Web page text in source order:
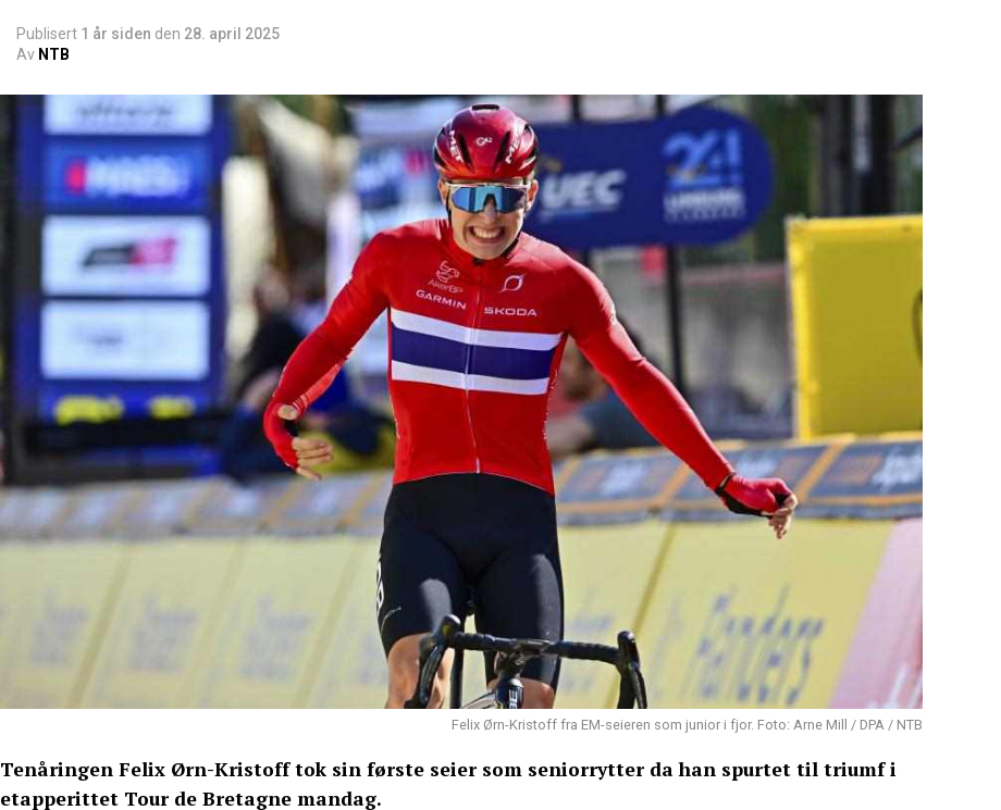
Publisert 1 år siden den 28. april 2025
Av NTB
Felix Ørn-Kristoff fra EM-seieren som junior i fjor. Foto: Arne Mill / DPA / NTB
Tenåringen Felix Ørn-Kristoff tok sin første seier som seniorrytter da han spurtet til triumf i
etapperittet Tour de Bretagne mandag.